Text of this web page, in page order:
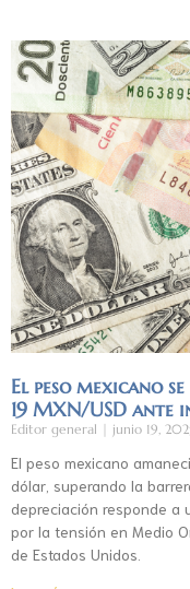
El peso mexicano
19 MXN/USD
Editor general junio 19,
El peso mexicano
dólar, superando la
depreciación responde a
por la tensión en Medio
de Estados Unidos.